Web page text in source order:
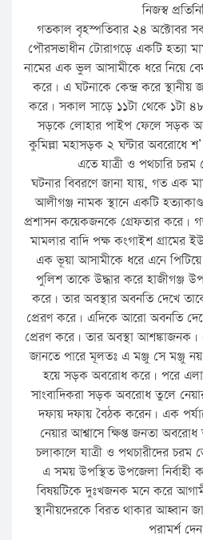
নিজস্ব
গতকাল বৃহস্পতিবার ২৪ অক্টোবর
পৌরসভাধীন টোরাগড়ে একটি হত্যা
নামের এক ভুল আসামীকে ধরে নিয়ে
করে। এ ঘটনাকে কেন্দ্র করে
করে। সকাল সাড়ে ১১টা থেকে ১টা ৪৮
সড়কে লোহার পাইপ ফেলে সড়ক
কুমিল্লা মহাসড়ক ২ ঘন্টার অবরোধে
এতে যাত্রী ও পথচারি চরম
ঘটনার বিবরণে জানা যায়, গত এক
আলীগঞ্জ নামক স্থানে একটি
প্রশাসন কয়েকজনকে গ্রেফতার করে।
মামলার বাদি পক্ষ কংগাইশ গ্রামের
এক ভূয়া আসামীকে ধরে এনে
পুলিশ তাকে উদ্ধার করে হাজীগঞ্জ
করে। তার অবস্থার অবনতি দেখে
প্রেরণ করে। এদিকে আরো অবনতি
প্রেরণ করে। তার অবস্থা
জানতে পারে মূলতঃ এ মঞ্জু সে মঞ্জু
হয়ে সড়ক অবরোধ করে। পরে
সাংবাদিকরা সড়ক অবরোধ তুলে
দফায় দফায় বৈঠক করেন। এক
নেয়ার আশ্বাসে ক্ষিপ্ত জনতা
চলাকালে যাত্রী ও পথচারীদের চরম
এ সময় উপস্থিত উপজেলা নির্বাহী
বিষয়টিকে দুঃখজনক মনে করে
স্থানীয়দেরকে বিরত থাকার আহ্বান
পরামর্শ